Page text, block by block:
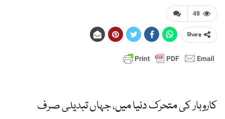
49
Share
کاروبار کی متحرک دنیا میں، جہاں تبدیلی صرف